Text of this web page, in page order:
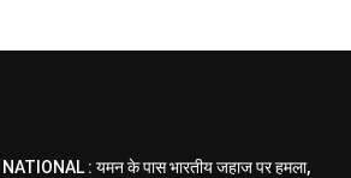
NATIONAL : यमन के पास भारतीय जहाज पर हमला,